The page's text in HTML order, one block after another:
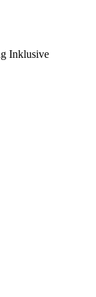
Inklusive